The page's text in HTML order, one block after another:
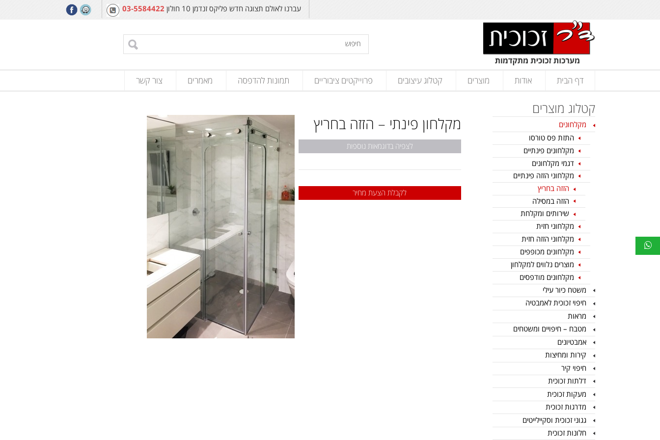
עברנו לאולם תצוגה חדש פליקס זנדמן 10 חולון 03-5584422
דף הבית אודות מוצרים קטלוג עיצובים פרוייקטים ציבוריים תמונות להדפסה מאמרים צור קשר
קטלוג מוצרים
מקלחונים
התזת פס טורסו
מקלחונים פינתיים
דגמי מקלחונים
מקלחוני הזזה פינתיים
הזזה בחריץ
הזזה במסילה
שירותים ומקלחת
מקלחוני חזית
מקלחוני הזזה חזית
מקלחונים מכופפים
מוצרים נלווים למקלחון
מקלחונים מודפסים
משטח כיור עילי
חיפוי זכוכית לאמבטיה
מראות
מטבח – חיפויים ומשטחים
אמבטיונים
קירות ומחיצות
חיפוי קיר
דלתות זכוכית
מעקות זכוכית
מדרגות זכוכית
גגוני זכוכית וסקיילייטים
חלונות זכוכית
מקלחון פינתי – הזזה בחריץ
לצפיה בדוגמאות נוספות
לקבלת הצעת מחיר